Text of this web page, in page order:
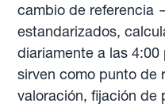
cambio de
estandarizados,
diariamente a las
sirven como punto de
valoración, fijación de